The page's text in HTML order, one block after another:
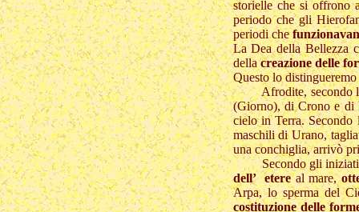
storielle che si offrono
periodo che gli
periodi che
La Dea della Bellezza
dellacreazione delle
Questo lo distingueremo
Afrodite, secondo le
(Giorno), di Crono e di
cielo in Terra. Secondo
maschili di Urano,
una conchiglia, arrivò
Secondo gli iniziati
dell’ etereal mare,
Arpa, lo sperma del
costituzione delle